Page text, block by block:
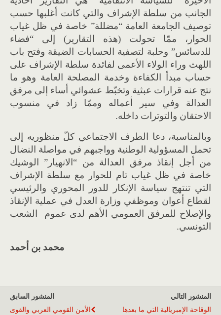
الجانب من سلطة الإشراف والتي كانت أغلبها حسب
توصيف الجامعة العامة“مضللة” خاصة في ظل غياب
الحوار، ممّا تحولت (هذه التقارير ) إلى “فضاء
للدسائس” وحلبة لتصفية الحسابات الضيقة وفتح باب
اللهث وراء الولاء الأعمى لفائدة سلطة الإشراف على
حساب مبدأ الكفاءة وخدمة المصلحة العامة وهو ما
نتج عنه قرارات عبثية وتخبّط عشوائي أساء إلى مرفق
العدالة وفي سير أعماله وممّا زاد في منسوب
الاحتقان والتوترات داخله.
وبالمناسبة، دعا الطرف الاجتماعي كلّ منظوريه إلى
تحمل المسؤولية الوطنية وواجبهم في مواصلة النضال
من أجل إنقاذ مرفق العدالة من “ الانهيار ”
الوشيك
خاصة في ظل غياب تام للحوار مع سلطة الإشراف
التي تنتهج سياسة الإنكار للدور المحوري والرئيسي
لقطاع أعوان وموظفي وزارة العدل في عملية الإنقاذ
والإصلاح للمرفق العمومي الأهم لدى عموم الشعب
التونسي.
محمد بن أحمد
المنشور السابق
الأمن القومي العربي والقوى
المنشور التالي
الوقاحة الإمبريالية التي ما بعدها